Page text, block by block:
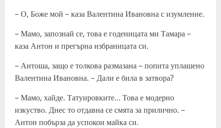
– О, Боже мой – каза Валентина Ивановна с изумление.
– Мамо, запознай се, това е годеницата ми Тамара –
каза Антон и прегърна избраницата си.
– Антоша, защо е толкова размазана – попита уплашено
Валентина Ивановна. – Дали е била в затвора?
– Мамо, хайде. Татуировките… Това е модерно
изкуство. Днес то отдавна се смята за прилично. –
Антон побърза да успокои майка си.